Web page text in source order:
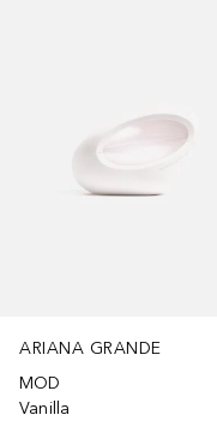
ARIANA GRANDE
MOD
Vanilla